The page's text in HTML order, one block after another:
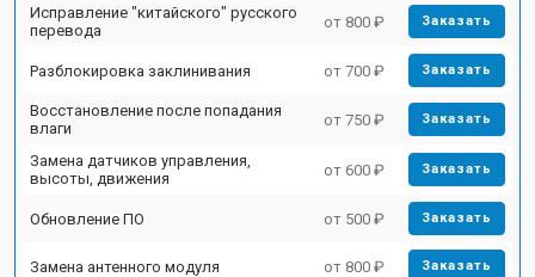
Исправление "китайского" русского
перевода
от 800 ₽ Заказать
Разблокировка заклинивания от 700 ₽ Заказать
Восстановление после попадания
влаги
от 750 ₽ Заказать
Замена датчиков управления,
высоты, движения
от 600 ₽ Заказать
Обновление ПО от 500 ₽ Заказать
Замена антенного модуля от 800 ₽ Заказать